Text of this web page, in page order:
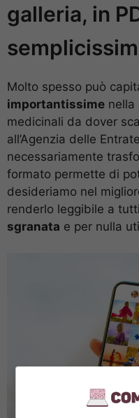
galleria, in
Molto spesso può
importantissime nella
medicinali da dover
all’Agenzia delle
necessariamente
formato permette di
desideriamo nel
renderlo leggibile a
sgranata e per nulla